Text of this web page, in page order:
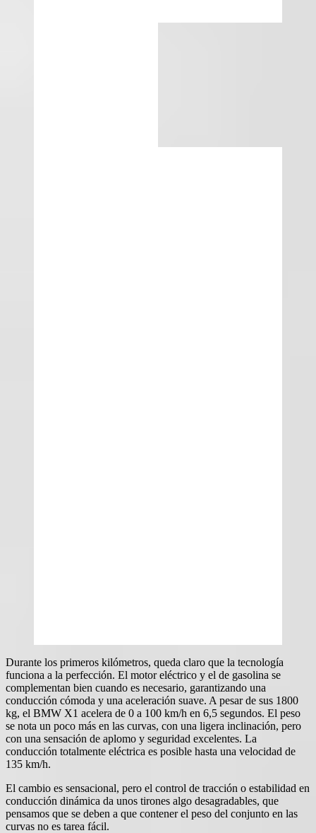
Durante los primeros kilómetros, queda claro que la tecnología
funciona a la perfección. El motor eléctrico y el de gasolina se
complementan bien cuando es necesario, garantizando una
conducción cómoda y una aceleración suave. A pesar de sus 1800
kg, el BMW X1 acelera de 0 a 100 km/h en 6,5 segundos. El peso
se nota un poco más en las curvas, con una ligera inclinación, pero
con una sensación de aplomo y seguridad excelentes. La
conducción totalmente eléctrica es posible hasta una velocidad de
135 km/h.
El cambio es sensacional, pero el control de tracción o estabilidad en
conducción dinámica da unos tirones algo desagradables, que
pensamos que se deben a que contener el peso del conjunto en las
curvas no es tarea fácil.